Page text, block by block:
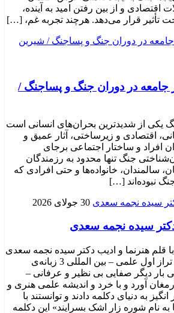
اقتصادی و از بین رفتن امید به آینده،
تأثیر قرار می‌دهد. هرچند تجربه غم، […]
در دوران جنگ و پساجنگ /
یکی از شدیدترین بحران‌های انسانی است
اقتصادی و زیرساختی، آثار عمیق و
افراد و ساختار اجتماعی برجای
جنگ تنها محدود به رزمندگان
سالمندان، خانواده‌ها و حتی افرادی که
نبوده‌اند […]
30 جولای 2026
سیده نجمه سعدی
قلم هنرنما و ادیب دکتر سیده نجمه سعدی
نظریه پرداز و شخصیت تراز اول علمی – بین المللی 3 زبانه‌ی
بار دیگر صفایی بی نظیر و عرفانی –
آورد و با خرد و اندیشه علمی هنری و
به دنیای دکلمه دادند و توانستند با
نام شوره زار اشک بسرایند» این دکلمه